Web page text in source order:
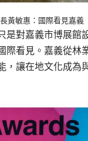
黃敏惠：國際看見嘉義
是對嘉義市博展
際看見。嘉義從
，讓在地文化成為